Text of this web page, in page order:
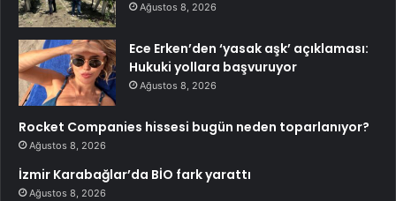
Ağustos 8, 2026
Ece Erken’den ‘yasak aşk’ açıklaması:
Hukuki yollara başvuruyor
Ağustos 8, 2026
Rocket Companies hissesi bugün neden toparlanıyor?
Ağustos 8, 2026
İzmir Karabağlar’da BİO fark yarattı
Ağustos 8, 2026